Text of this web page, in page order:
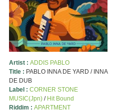
Artist : ADDIS PABLO
Title : PABLO INNA DE YARD / INNA
DE DUB
Label : CORNER STONE
MUSIC(Jpn)/ Hit Bound
Riddim : APARTMENT